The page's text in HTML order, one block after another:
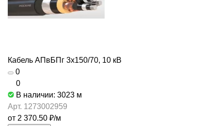
Кабель АПвБПг 3х150/70, 10 кВ
0
0
В наличии: 3023 м
Арт. 1273002959
от 2 370.50 ₽/м